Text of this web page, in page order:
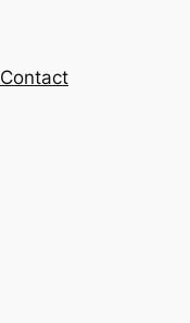
Contact